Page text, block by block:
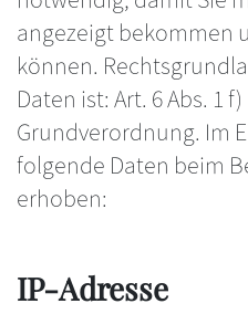
angezeigt bekommen
können.
Daten ist: Art. 6 Abs. 1
Grundverordnung. Im
folgende Daten beim
erhoben:
IP-Adresse